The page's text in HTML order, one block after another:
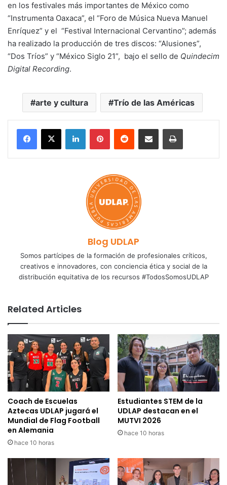
en los festivales más importantes de México como
“Instrumenta Oaxaca”, el “Foro de Música Nueva Manuel
Enríquez” y el “Festival Internacional Cervantino”; además
ha realizado la producción de tres discos: “Alusiones”,
“Dos Tríos” y “México Siglo 21”, bajo el sello de Quindecim
Digital Recording.
arte y cultura Trío de las Américas
LinkedInPinterestReddit Share via Email Print
Blog UDLAP
Somos partícipes de la formación de profesionales críticos,
creativos e innovadores, con conciencia ética y social de la
distribución equitativa de los recursos #TodosSomosUDLAP
Related Articles
Coach de Escuelas
Aztecas UDLAP jugará el
Mundial de Flag Football
en Alemania
hace 10 horas
Estudiantes STEM de la
UDLAP destacan en el
MUTVI 2026
hace 10 horas